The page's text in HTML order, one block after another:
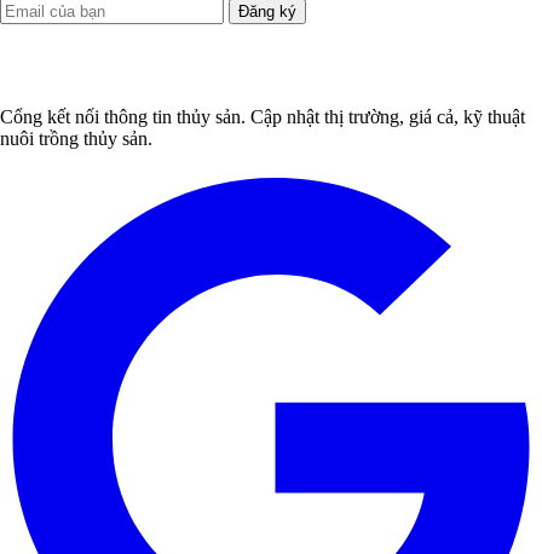
Đăng ký
Cổng kết nối thông tin thủy sản. Cập nhật thị trường, giá cả, kỹ thuật
nuôi trồng thủy sản.